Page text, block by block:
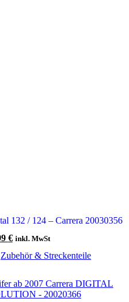
132 / 124 – Carrera 20030356
€Aktueller
ist:
inkl. MwSt
Zubehör & Streckenteile